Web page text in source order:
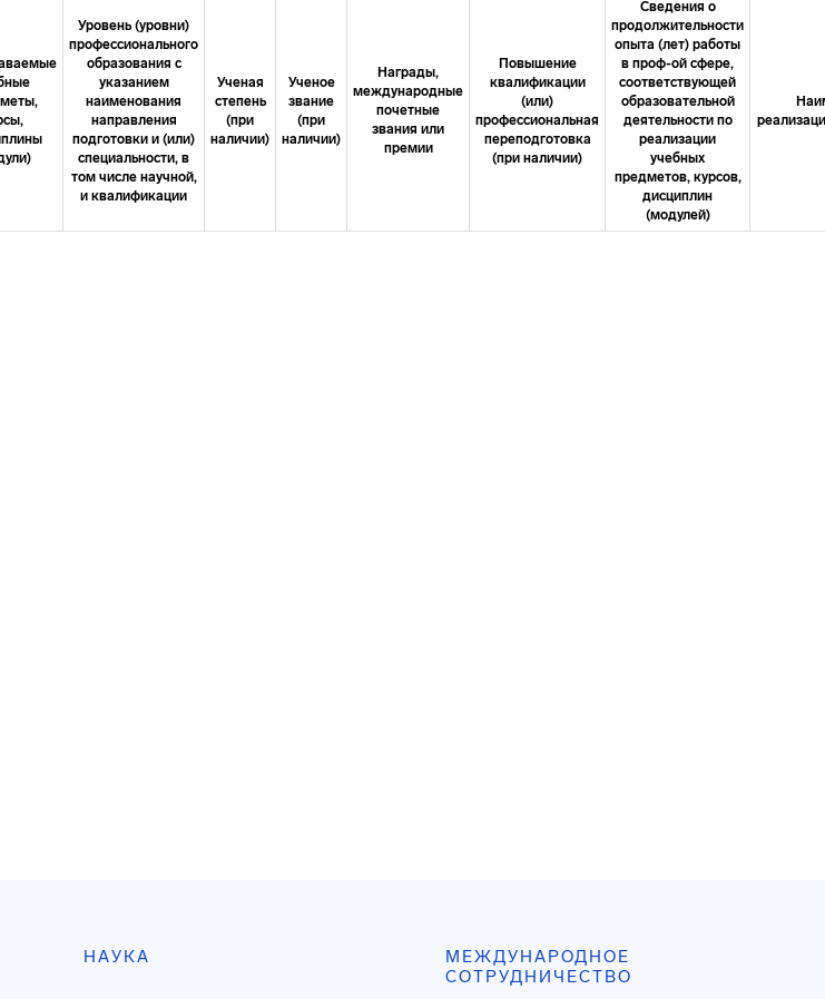
Уровень (уровни)
профессионального
образования с
указанием
наименования
направления
подготовки и (или)
специальности, в
том числе научной,
и квалификации
Ученая
степень
(при
наличии)
Ученое
звание
(при
наличии)
Награды,
международные
почетные
звания или
премии
Повышение
квалификации
(или)
профессиональная
переподготовка
(при наличии)
Сведения о
продолжительности
опыта (лет) работы
в проф-ой сфере,
соответствующей
образовательной
деятельности по
реализации
учебных
предметов, курсов,
дисциплин
(модулей)
НАУКА
МЕЖДУНАРОДНОЕ
СОТРУДНИЧЕСТВО